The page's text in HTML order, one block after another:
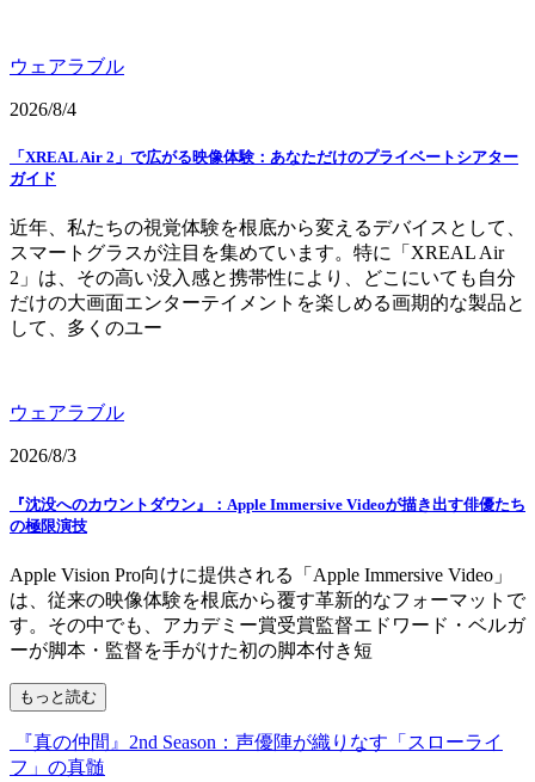
ウェアラブル
2026/8/4
「XREAL Air 2」で広がる映像体験：あなただけのプライベートシアター
ガイド
近年、私たちの視覚体験を根底から変えるデバイスとして、
スマートグラスが注目を集めています。特に「XREAL Air
2」は、その高い没入感と携帯性により、どこにいても自分
だけの大画面エンターテイメントを楽しめる画期的な製品と
して、多くのユー
ウェアラブル
2026/8/3
『沈没へのカウントダウン』：Apple Immersive Videoが描き出す俳優たち
の極限演技
Apple Vision Pro向けに提供される「Apple Immersive Video」
は、従来の映像体験を根底から覆す革新的なフォーマットで
す。その中でも、アカデミー賞受賞監督エドワード・ベルガ
ーが脚本・監督を手がけた初の脚本付き短
もっと読む
『真の仲間』2nd Season：声優陣が織りなす「スローライ
フ」の真髄